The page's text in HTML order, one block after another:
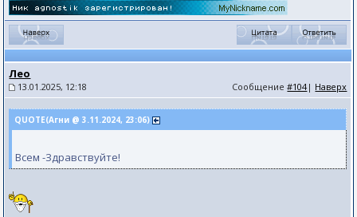
Лео
13.01.2025, 12:18 Сообщение#104| Наверх
QUOTE(Агни @ 3.11.2024, 23:06)
Всем -Здравствуйте!